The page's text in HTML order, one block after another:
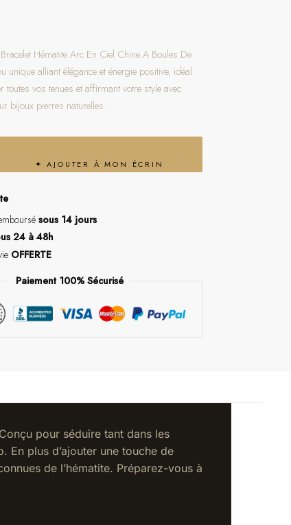
Hématite Arc En Ciel Chine A Boules De
unique alliant élégance et énergie positive, idéal
toutes vos tenues et affirmant votre style avec
bijoux pierres naturelles.
✦ AJOUTER À MON ÉCRIN
sous 14 jours
24 à 48h
OFFERTE
Paiement 100% Sécurisé
pour séduire tant dans les
En plus d’ajouter une touche de
de l’hématite. Préparez-vous à